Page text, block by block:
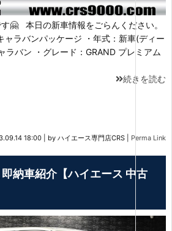
🤗 本日の新車情報をごらんください。
ャラバンパッケージ ・年式：新車(ディー
ラバン ・グレード：GRAND プレミアム
続きを読む
18:00 by ハイエース専門店CRS Perma Link
納車紹介【ハイエース 中古